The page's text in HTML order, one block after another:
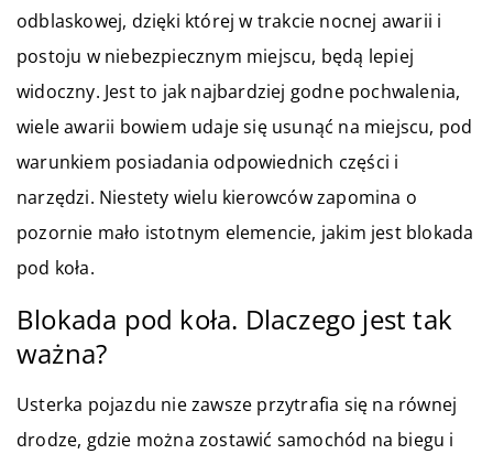
odblaskowej, dzięki której w trakcie nocnej awarii i
postoju w niebezpiecznym miejscu, będą lepiej
widoczny. Jest to jak najbardziej godne pochwalenia,
wiele awarii bowiem udaje się usunąć na miejscu, pod
warunkiem posiadania odpowiednich części i
narzędzi. Niestety wielu kierowców zapomina o
pozornie mało istotnym elemencie, jakim jest blokada
pod koła.
Blokada pod koła. Dlaczego jest tak
ważna?
Usterka pojazdu nie zawsze przytrafia się na równej
drodze, gdzie można zostawić samochód na biegu i